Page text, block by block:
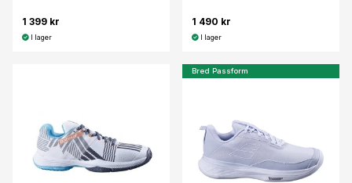
1 399 kr
I lager
1 490 kr
I lager
Bred Passform